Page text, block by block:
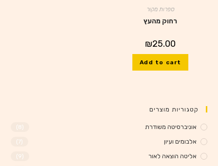
ספרות מקור
רחוק מהעץ
₪25.00
Add to cart
קטגוריות מוצרים
אוניברסיטה משודרת (8)
אלבומים ועיון (7)
אליטה הוצאה לאור (9)